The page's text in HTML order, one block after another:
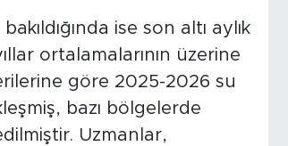
ise son altı aylık
ortalamalarının üzerine
göre 2025-2026 su
bazı bölgelerde
Uzmanlar,